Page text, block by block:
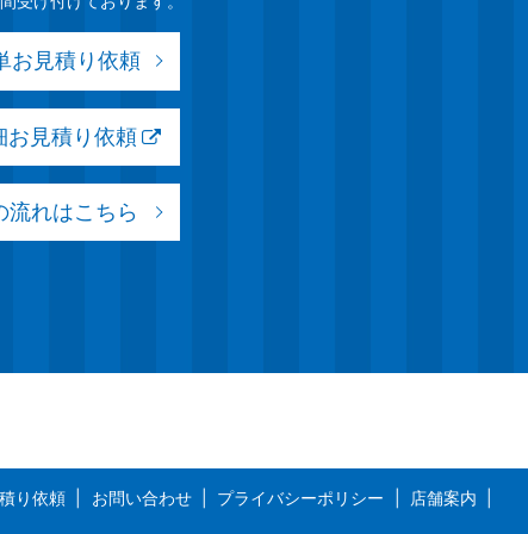
お見積り依頼
お見積り依頼
流れはこちら
り依頼 お問い合わせ プライバシーポリシー
店舗案内